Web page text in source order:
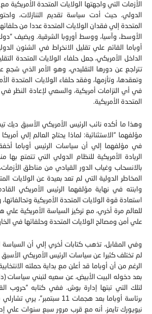
الدولي‮. ‬حيث أدت سياسة تقديم التنازلات،‮
المتحدة إلي فقدان الولايات المتحدة عددا من
الأوسط، وآسيا، ووسط أوروبا الشرقية‮. ‬ويضيف‮
أوباما القائم علي تقليل الانخراط في الشئون
الداخل الأمريكي،‮ ‬جعل حلفاء الولايات المتحدة
تتراجع عن دورها التقليدي، وهو الأمر الذي شجع
‬وتعقدها،‮ ‬وتأزمها، وفقد حلفاء الولايات المتحدة
في أي التزامات أمريكية، والسعي لإعادة النظر في
المتحدة الأمريكية‮.‬
مؤلفهما‮ “‬الاستثنائية‮: ‬لماذا يحتاج العالم إلي
في مؤلفهما إلي أن سياسات الرئيس أوباما
الريادة الأمريكية للنظام الدولي التي تتمتع بها
بالانسحاب وغياب الدور القيادي من مناطق
المخاطر الدولية التي لم تعد بعيدة عن الولايات
وابنته في نهاية مؤلفهما الرئيس الأمريكي
استعادة قوة الولايات المتحدة الأمريكية
للعالم مرة أخري، مع تركيز السياسة الأمريكية علي
علي أمن ومصالح الولايات المتحدة وحلفائها في
لم تختلف كثيرا عن سياسات الرئيس الأمريكي
برئاسة أوباما بعد
نيويورك تايمز، أنه مع قرب مرور سبع سنوات علي